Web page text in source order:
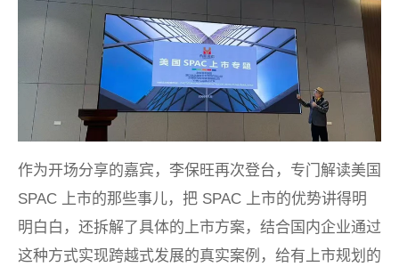
作为开场分享的嘉宾，李保旺再次登台，专门解读美国
SPAC 上市的那些事儿，把 SPAC 上市的优势讲得明
明白白，还拆解了具体的上市方案，结合国内企业通过
这种方式实现跨越式发展的真实案例，给有上市规划的